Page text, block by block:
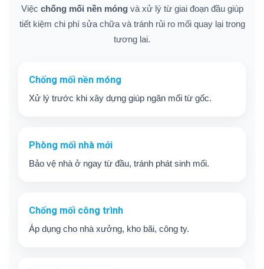
Việc chống mối nền móngvà xử lý từ giai đoạn đầu giúp
tiết kiệm chi phí sửa chữa và tránh rủi ro mối quay lại trong
tương lai.
Chống mối nền móng
Xử lý trước khi xây dựng giúp ngăn mối từ gốc.
Phòng mối nhà mới
Bảo vệ nhà ở ngay từ đầu, tránh phát sinh mối.
Chống mối công trình
Áp dụng cho nhà xưởng, kho bãi, công ty.